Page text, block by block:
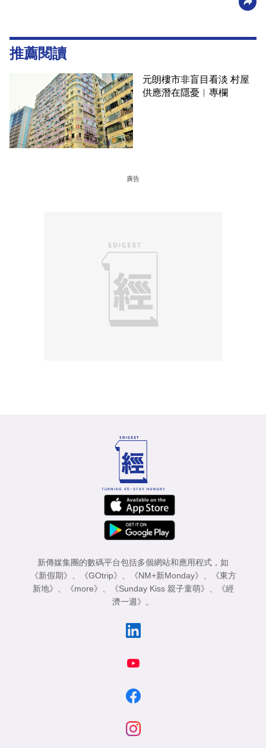
推薦閱讀
元朗樓市非盲目看淡 村屋
供應潛在隱憂︳專欄
廣告
新傳媒集團的數碼平台包括多個網站和應用程式，如
《新假期》 、 《GOtrip》 、 《NM+新Monday》 、
《東方
新地》 、 《more》 、 《Sunday Kiss 親子童萌》 、
《經
濟一週》 。